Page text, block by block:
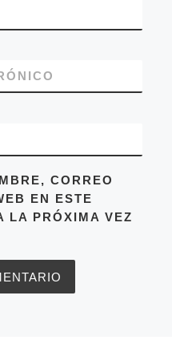
CORREO
EN ESTE
LA PRÓXIMA VEZ